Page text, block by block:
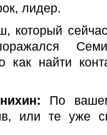
лидер.
который
как найти
По
или те уже